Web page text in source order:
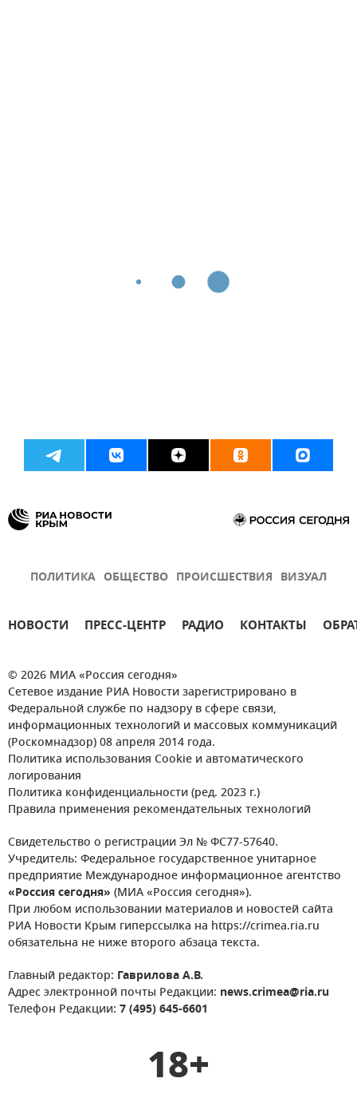
ПОЛИТИКА ОБЩЕСТВО ПРОИСШЕСТВИЯ ВИЗУАЛ
НОВОСТИ ПРЕСС-ЦЕНТР РАДИО КОНТАКТЫ
© 2026 МИА «Россия сегодня»
Сетевое издание РИА Новости зарегистрировано в
Федеральной службе по надзору в сфере связи,
информационных технологий и массовых коммуникаций
(Роскомнадзор) 08 апреля 2014 года.
Политика использования Cookie и автоматического
логирования
Политика конфиденциальности (ред. 2023 г.)
Правила применения рекомендательных технологий
Свидетельство о регистрации Эл № ФС77-57640.
Учредитель: Федеральное государственное унитарное
предприятие Международное информационное агентство
«Россия сегодня» (МИА «Россия сегодня»).
При любом использовании материалов и новостей сайта
РИА Новости Крым гиперссылка на https://crimea.ria.ru
обязательна не ниже второго абзаца текста.
Главный редактор: Гаврилова А.В.
Адрес электронной почты Редакции: news.crimea@ria.ru
Телефон Редакции: 7 (495) 645-6601
18+